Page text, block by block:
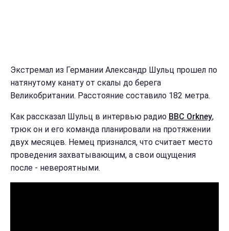
Экстремал из Германии Александр Шульц прошел по
натянутому канату от скалы до берега
Великобритании. Расстояние составило 182 метра.
Как рассказал Шульц в интервью радио BBC Orkney,
трюк он и его команда планировали на протяжении
двух месяцев. Немец признался, что считает место
проведения захватывающим, а свои ощущения
после - невероятными.